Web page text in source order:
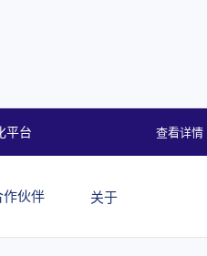
平台 查看详情
作伙伴 关于